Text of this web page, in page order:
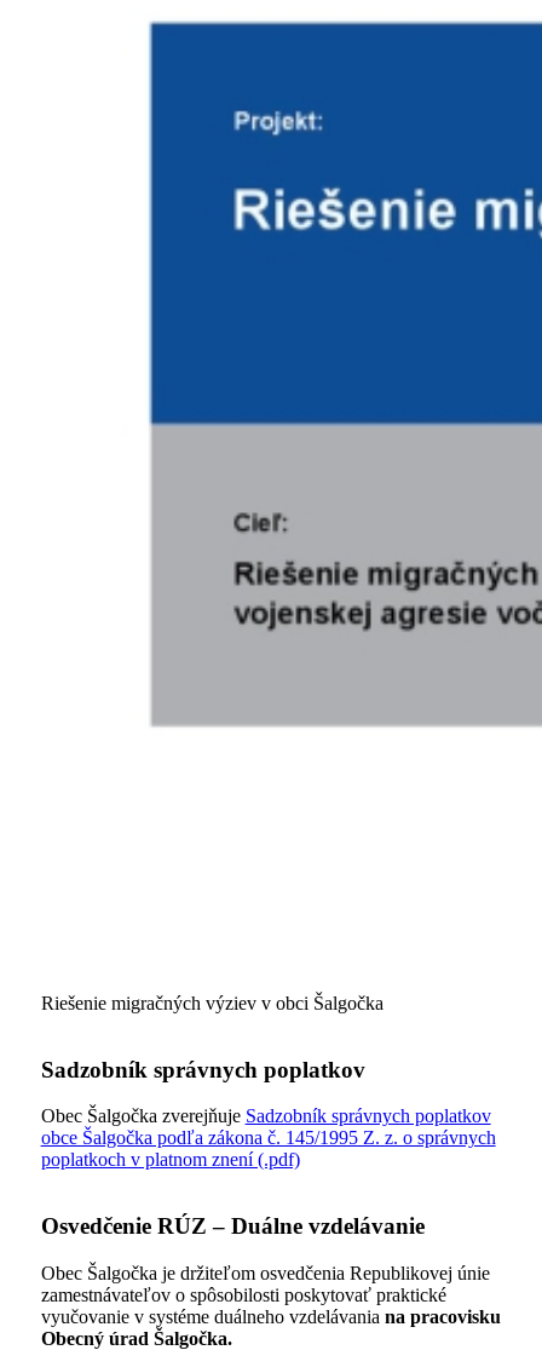
Riešenie migračných výziev v obci Šalgočka
Sadzobník správnych poplatkov
Obec Šalgočka zverejňuje Sadzobník správnych poplatkov
obce Šalgočka podľa zákona č. 145/1995 Z. z. o správnych
poplatkoch v platnom znení (.pdf)
Osvedčenie RÚZ – Duálne vzdelávanie
Obec Šalgočka je držiteľom osvedčenia Republikovej únie
zamestnávateľov o spôsobilosti poskytovať praktické
vyučovanie v systéme duálneho vzdelávania na pracovisku
Obecný úrad Šalgočka.